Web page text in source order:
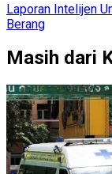
Laporan Intelijen
Berang
Masih dari